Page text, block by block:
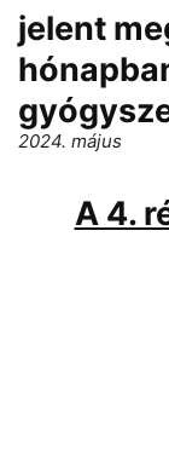
jelent
2024. május
A 4.